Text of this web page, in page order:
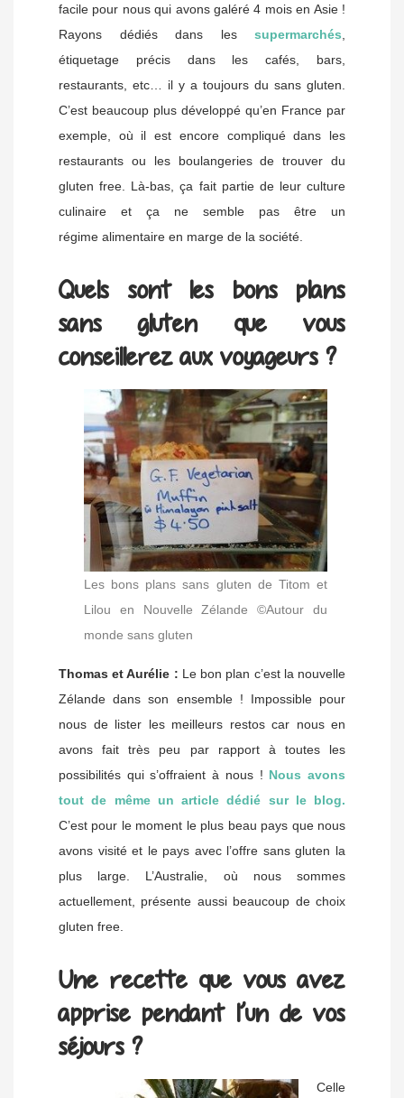
facile pour nous qui avons galéré 4 mois en Asie !
Rayons dédiés dans les supermarchés
étiquetage précis dans les cafés, bars,
restaurants, etc… il y a toujours du sans gluten.
C’est beaucoup plus développé qu’en France par
exemple, où il est encore compliqué dans les
restaurants ou les boulangeries de trouver du
gluten free. Là-bas, ça fait partie de leur culture
culinaire et ça ne semble pas être un
régime alimentaire en marge de la société.
Quels sont les bons plans
sans gluten que vous
conseillerez aux voyageurs ?
Les bons plans sans gluten de Titom et
Lilou en Nouvelle Zélande ©Autour du
monde sans gluten
Thomas et Aurélie : Le bon plan c’est la nouvelle
Zélande dans son ensemble ! Impossible pour
nous de lister les meilleurs restos car nous en
avons fait très peu par rapport à toutes les
possibilités qui s’offraient à nous ! Nous avons
tout de même un article dédié sur le blog.
C’est pour le moment le plus beau pays que nous
avons visité et le pays avec l’offre sans gluten la
plus large. L’Australie, où nous sommes
actuellement, présente aussi beaucoup de choix
gluten free.
Une recette que vous avez
apprise pendant l’un de vos
séjours ?
Celle